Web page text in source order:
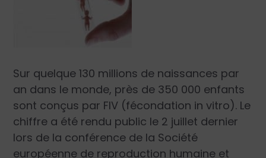
Sur quelque 130 millions de naissances par
an dans le monde, près de 350 000 enfants
sont conçus par FIV (fécondation in vitro). Le
chiffre a été rendu public le 2 juillet dernier
lors de la conférence de la Société
européenne de reproduction humaine et